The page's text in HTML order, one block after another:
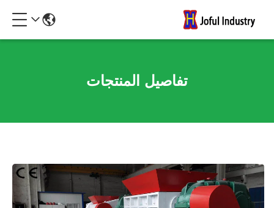
تفاصيل المنتجات